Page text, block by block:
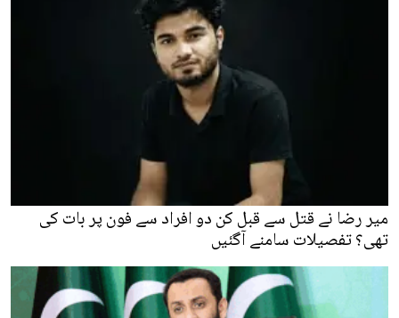
میر رضا نے قتل سے قبل کن دو افراد سے فون پر بات کی
تھی؟ تفصیلات سامنے آگئیں